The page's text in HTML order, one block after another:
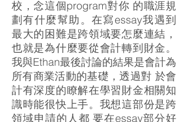
校，念這個program對你 的職涯規
劃有什麼幫助。在寫essay我遇到
最大的困難是跨領域要怎麼連結，
也就是為什麼要從會計轉到財金。
我與Ethan最後討論的結果是會計為
所有商業活動的基礎，透過對 於會
計有深度的瞭解在學習財金相關知
識時能很快上手。我想這部份是跨
領域申請的人都 要在essay部分好